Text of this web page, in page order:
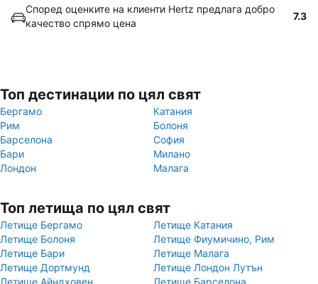
Според оценките на клиенти Hertz предлага добро
качество спрямо цена
7.3
Топ дестинации по цял свят
Бергамо
Катания
Рим
Болоня
Барселона
София
Бари
Милано
Лондон
Малага
Топ летища по цял свят
Летище Бергамо
Летище Катания
Летище Болоня
Летище Фиумичино, Рим
Летище Бари
Летище Малага
Летище Дортмунд
Летище Лондон Лутън
Летище Айндховен
Летище Барселона